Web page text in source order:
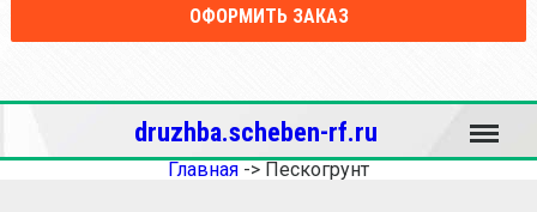
ОФОРМИТЬ ЗАКАЗ
druzhba.scheben-rf.ru Меню
Главная -> Пескогрунт